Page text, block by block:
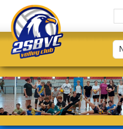
Panneau de gestion des cookies